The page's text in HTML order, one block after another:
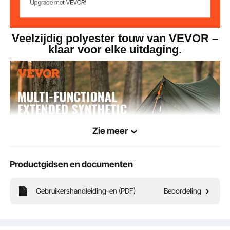
Veelzijdig polyester touw van VEVOR –
klaar voor elke uitdaging.
Zie meer
Productgidsen en documenten
Gebruikershandleiding-en (PDF) Beoordeling